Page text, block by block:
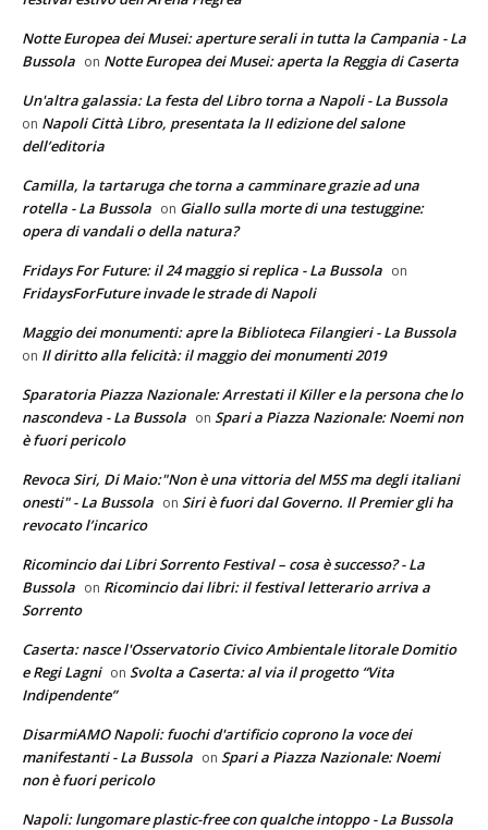
Notte Europea dei Musei: aperture serali in tutta la Campania - La
Bussola on Notte Europea dei Musei: aperta la Reggia di Caserta
Un'altra galassia: La festa del Libro torna a Napoli - La Bussola
on Napoli Città Libro, presentata la II edizione del salone
dell’editoria
Camilla, la tartaruga che torna a camminare grazie ad una
rotella - La Bussola on Giallo sulla morte di una testuggine:
opera di vandali o della natura?
Fridays For Future: il 24 maggio si replica - La Bussola on
FridaysForFuture invade le strade di Napoli
Maggio dei monumenti: apre la Biblioteca Filangieri - La Bussola
on Il diritto alla felicità: il maggio dei monumenti 2019
Sparatoria Piazza Nazionale: Arrestati il Killer e la persona che lo
nascondeva - La Bussola on Spari a Piazza Nazionale: Noemi non
è fuori pericolo
Revoca Siri, Di Maio:"Non è una vittoria del M5S ma degli italiani
onesti" - La Bussola on Siri è fuori dal Governo. Il Premier gli ha
revocato l’incarico
Ricomincio dai Libri Sorrento Festival – cosa è successo? - La
Bussola on Ricomincio dai libri: il festival letterario arriva a
Sorrento
Caserta: nasce l'Osservatorio Civico Ambientale litorale Domitio
e Regi Lagni on Svolta a Caserta: al via il progetto “Vita
Indipendente”
DisarmiAMO Napoli: fuochi d'artificio coprono la voce dei
manifestanti - La Bussola on Spari a Piazza Nazionale: Noemi
non è fuori pericolo
Napoli: lungomare plastic-free con qualche intoppo - La Bussola